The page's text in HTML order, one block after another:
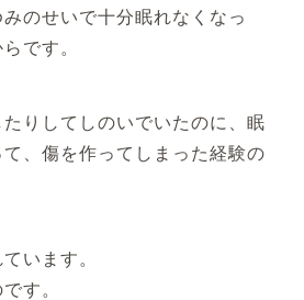
のせいで十分眠れなくなっ
です。
りしてしのいでいたのに、眠
、傷を作ってしまった経験の
います。
す。